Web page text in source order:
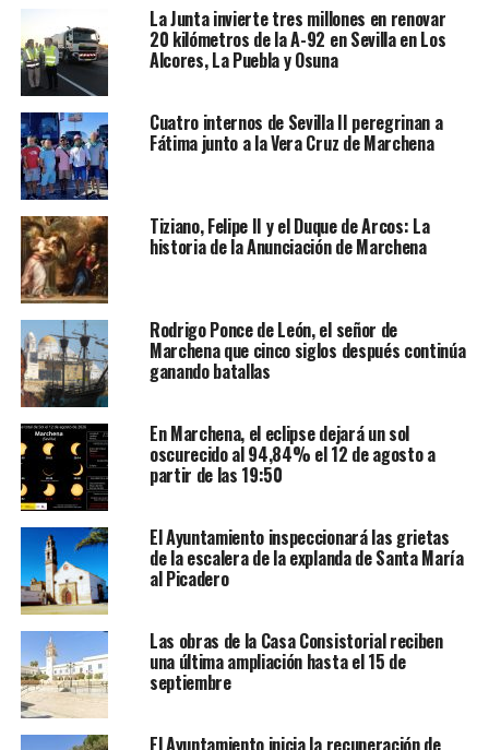
La Junta invierte tres millones en renovar
20 kilómetros de la A-92 en Sevilla en Los
Alcores, La Puebla y Osuna
Cuatro internos de Sevilla II peregrinan a
Fátima junto a la Vera Cruz de Marchena
Tiziano, Felipe II y el Duque de Arcos: La
historia de la Anunciación de Marchena
Rodrigo Ponce de León, el señor de
Marchena que cinco siglos después continúa
ganando batallas
En Marchena, el eclipse dejará un sol
oscurecido al 94,84% el 12 de agosto a
partir de las 19:50
El Ayuntamiento inspeccionará las grietas
de la escalera de la explanda de Santa María
al Picadero
Las obras de la Casa Consistorial reciben
una última ampliación hasta el 15 de
septiembre